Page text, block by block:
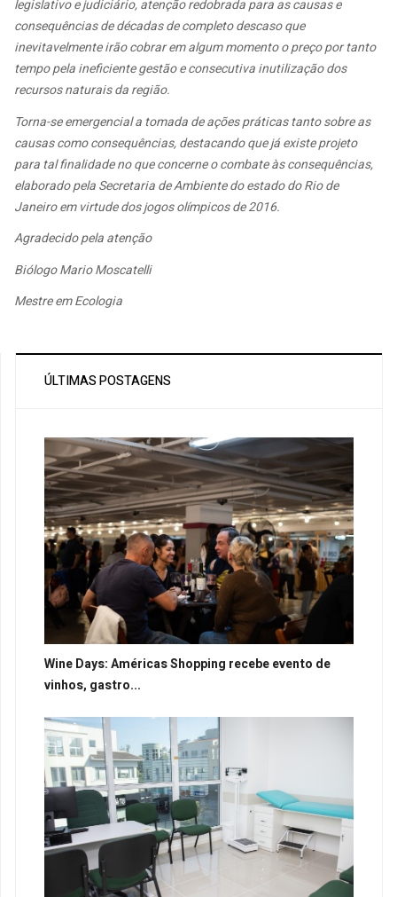
legislativo e judiciário, atenção redobrada para as causas e
consequências de décadas de completo descaso que
inevitavelmente irão cobrar em algum momento o preço por tanto
tempo pela ineficiente gestão e consecutiva inutilização dos
recursos naturais da região.
Torna-se emergencial a tomada de ações práticas tanto sobre as
causas como consequências, destacando que já existe projeto
para tal finalidade no que concerne o combate às consequências,
elaborado pela Secretaria de Ambiente do estado do Rio de
Janeiro em virtude dos jogos olímpicos de 2016.
Agradecido pela atenção
Biólogo Mario Moscatelli
Mestre em Ecologia
ÚLTIMAS POSTAGENS
Wine Days: Américas Shopping recebe evento de
vinhos, gastro...